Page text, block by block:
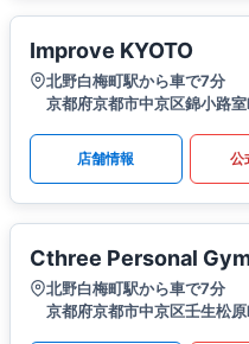
Improve KYOTO
北野白梅町駅から車で7分
京都府京都市中京区錦小路
店舗情報 公
Cthree Personal
北野白梅町駅から車で7分
京都府京都市中京区壬生松